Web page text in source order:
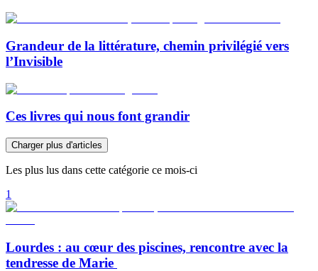
Grandeur de la littérature, chemin privilégié vers
l’Invisible
Ces livres qui nous font grandir
Charger plus d'articles
Les plus lus dans cette catégorie ce mois-ci
1
Lourdes : au cœur des piscines, rencontre avec la
tendresse de Marie